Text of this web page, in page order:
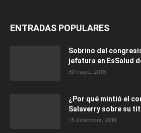
ENTRADAS POPULARES
Sobrino del
jefatura en EsSalud
30 mayo, 2018
¿Por qué mintió el
Salaverry sobre su
15 diciembre, 2016